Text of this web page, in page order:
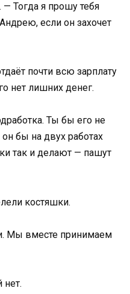
Тогда я прошу тебя
если он захочет
почти всю зарплату
нет лишних денег.
Ты бы его не
бы на двух работах
так и делают — пашут
костяшки.
Мы вместе принимаем
нет.